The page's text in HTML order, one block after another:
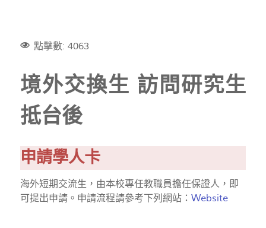
點擊數: 4063
境外交換生 訪問研究生
抵台後
申請學人卡
海外短期交流生，由本校專任教職員擔任保證人，即
可提出申請。申請流程請參考下列網站： Website